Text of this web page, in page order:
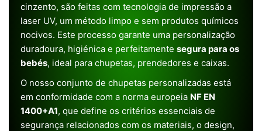
cinzento, são feitas com tecnologia de impressão a
laser UV, um método limpo e sem produtos químicos
nocivos. Este processo garante uma personalização
duradoura, higiénica e perfeitamente segura para os
bebés, ideal para chupetas, prendedores e caixas.
O nosso conjunto de chupetas personalizadas está
em conformidade com a norma europeia NF EN
1400+A1, que define os critérios essenciais de
segurança relacionados com os materiais, o design,